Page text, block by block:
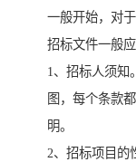
一般开始，对
招标文件一般
1、招标人须知
图，每个条款
明。
2、招标项目的